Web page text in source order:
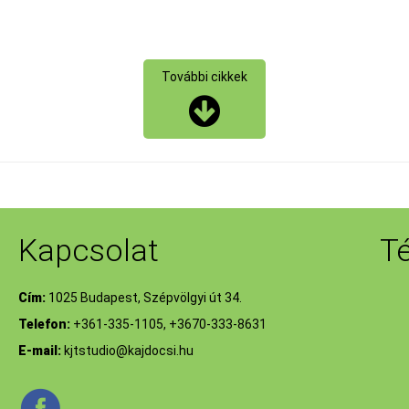
További cikkek
Kapcsolat
Cím: 1025 Budapest, Szépvölgyi út 34.
Telefon: +361-335-1105, +3670-333-8631
E-mail:kjtstudio@kajdocsi.hu